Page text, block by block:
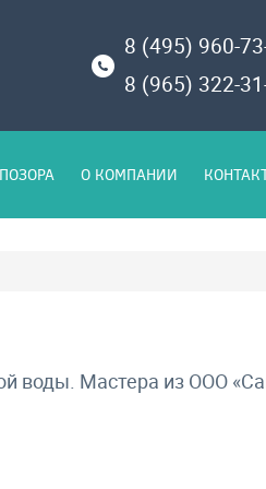
8 (495) 960-
8 (965) 322-
О КОМПАНИИ
воды. Мастера из ООО